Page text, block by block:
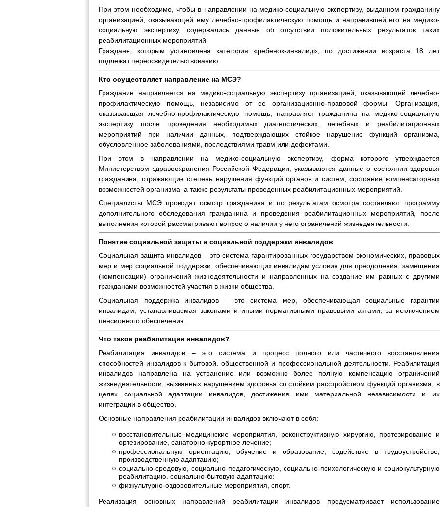
При этом необходимо, чтобы в направлении на медико-социальную экспертизу, выданном гражданину
организацией, оказывающей ему лечебно-профилактическую помощь и направившей его на медико-
социальную экспертизу, содержались данные об отсутствии положительных результатов таких
реабилитационных мероприятий.
Граждане, которым установлена категория «ребенок-инвалид», по достижении возраста 18 лет
подлежат переосвидетельствованию.
Кто осуществляет направление на МСЭ?
Гражданин направляется на медико-социальную экспертизу организацией, оказывающей лечебно-
профилактическую помощь, независимо от ее организационно-правовой формы. Организация,
оказывающая лечебно-профилактическую помощь, направляет гражданина на медико-социальную
экспертизу после проведения необходимых диагностических, лечебных и реабилитационных
мероприятий при наличии данных, подтверждающих стойкое нарушение функций организма,
обусловленное заболеваниями, последствиями травм или дефектами.
При этом в направлении на медико-социальную экспертизу, форма которого утверждается
Министерством здравоохранения Российской Федерации, указываются данные о состоянии здоровья
гражданина, отражающие степень нарушения функций органов и систем, состояние компенсаторных
возможностей организма, а также результаты проведенных реабилитационных мероприятий.
Специалисты МСЭ проводят осмотр гражданина и по результатам осмотра составляют программу
дополнительного обследования гражданина и проведения реабилитационных мероприятий, после
выполнения которой рассматривают вопрос о наличии у него ограничений жизнедеятельности.
Понятие социальной защиты и социальной поддержки инвалидов
Социальная защита инвалидов – это система гарантированных государством экономических, правовых
мер и мер социальной поддержки, обеспечивающих инвалидам условия для преодоления, замещения
(компенсации) ограничений жизнедеятельности и направленных на создание им равных с другими
гражданами возможностей участия в жизни общества.
Социальная поддержка инвалидов – это система мер, обеспечивающая социальные гарантии
инвалидам, устанавливаемая законами и иными нормативными правовыми актами, за исключением
пенсионного обеспечения.
Что такое реабилитация инвалидов?
Реабилитация инвалидов – это система и процесс полного или частичного восстановления
способностей инвалидов к бытовой, общественной и профессиональной деятельности. Реабилитация
инвалидов направлена на устранение или возможно более полную компенсацию ограничений
жизнедеятельности, вызванных нарушением здоровья со стойким расстройством функций организма, в
целях социальной адаптации инвалидов, достижения ими материальной независимости и их
интеграции в общество.
Основные направления реабилитации инвалидов включают в себя:
восстановительные медицинские мероприятия, реконструктивную хирургию, протезирование и
ортезирование, санаторно-курортное лечение;
профессиональную ориентацию, обучение и образование, содействие в трудоустройстве,
производственную адаптацию;
социально-средовую, социально-педагогическую, социально-психологическую и социокультурную
реабилитацию, социально-бытовую адаптацию;
физкультурно-оздоровительные мероприятия, спорт.
Реализация основных направлений реабилитации инвалидов предусматривает использование